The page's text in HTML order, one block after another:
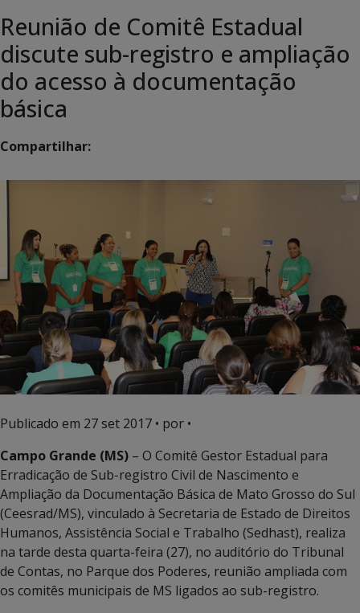
Reunião de Comitê Estadual
discute sub-registro e ampliação
do acesso à documentação
básica
Compartilhar:
Publicado em 27 set 2017 • por •
Campo Grande (MS) – O Comitê Gestor Estadual para
Erradicação de Sub-registro Civil de Nascimento e
Ampliação da Documentação Básica de Mato Grosso do Sul
(Ceesrad/MS), vinculado à Secretaria de Estado de Direitos
Humanos, Assistência Social e Trabalho (Sedhast), realiza
na tarde desta quarta-feira (27), no auditório do Tribunal
de Contas, no Parque dos Poderes, reunião ampliada com
os comitês municipais de MS ligados ao sub-registro.